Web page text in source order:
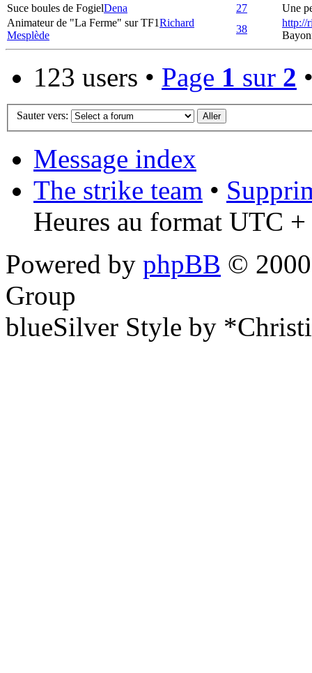
Suce boules de FogielDena 27
Une
Animateur de "La Ferme" sur TF1Richard
Mesplède
38
http://
123 users • Page 1 sur 2
Sauter vers:
Message index
The strike team •
Heures au format UTC
Powered by phpBB ©
Group
blueSilver Style by